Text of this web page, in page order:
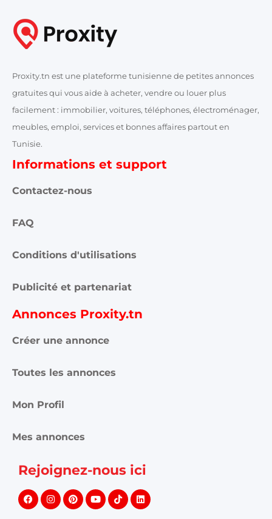
Proxity.tn est une plateforme tunisienne de petites annonces
gratuites qui vous aide à acheter, vendre ou louer plus
facilement : immobilier, voitures, téléphones, électroménager,
meubles, emploi, services et bonnes affaires partout en
Tunisie.
Informations et support
Contactez-nous
FAQ
Conditions d'utilisations
Publicité et partenariat
Annonces Proxity.tn
Créer une annonce
Toutes les annonces
Mon Profil
Mes annonces
Rejoignez-nous ici